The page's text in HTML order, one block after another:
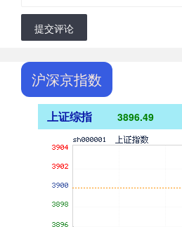
提交评论
沪深京指数
上证综指 3896.49